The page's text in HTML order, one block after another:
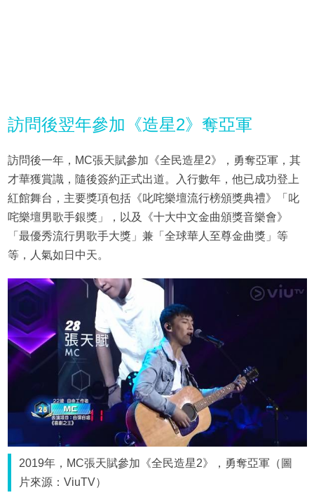
訪問後翌年參加《造星2》奪亞軍
訪問後一年，MC張天賦參加《全民造星2》，勇奪亞軍，其
才華獲賞識，隨後簽約正式出道。入行數年，他已成功登上
紅館舞台，主要獎項包括《叱咤樂壇流行榜頒獎典禮》「叱
咤樂壇男歌手銀獎」，以及《十大中文金曲頒獎音樂會》
「最優秀流行男歌手大獎」兼「全球華人至尊金曲獎」等
等，人氣如日中天。
2019年，MC張天賦參加《全民造星2》，勇奪亞軍（圖
片來源：ViuTV）